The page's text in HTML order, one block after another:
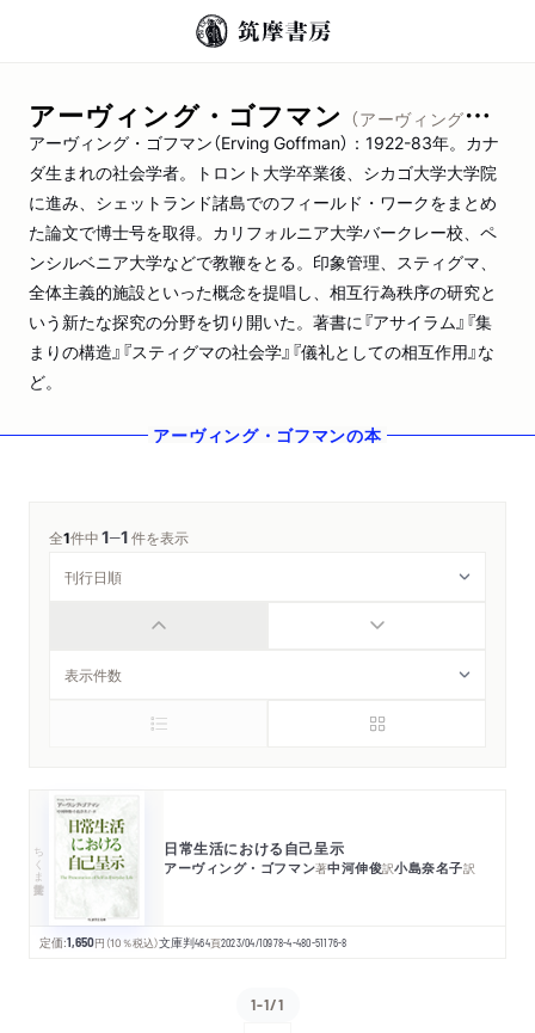
アーヴィング・ゴフマン （アーヴィング・ゴフマン）
アーヴィング・ゴフマン（Erving Goffman）：1922-83年。カナ
ダ生まれの社会学者。トロント大学卒業後、シカゴ大学大学院
に進み、シェットランド諸島でのフィールド・ワークをまとめ
た論文で博士号を取得。カリフォルニア大学バークレー校、ペ
ンシルベニア大学などで教鞭をとる。印象管理、スティグマ、
全体主義的施設といった概念を提唱し、相互行為秩序の研究と
いう新たな探究の分野を切り開いた。著書に『アサイラム』『集
まりの構造』『スティグマの社会学』『儀礼としての相互作用』な
ど。
アーヴィング・ゴフマンの本
全1件中1─1件を表示
ちくま学芸文庫 日常生活における自己呈示
アーヴィング・ゴフマン著中河伸俊訳小島奈名子訳
定価:1,650円 （10％税込）文庫判464頁2023/04/10978-4-480-51176-8
1-1/1